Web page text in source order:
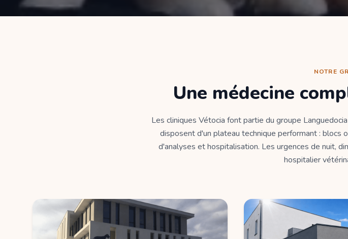
NOTRE
Une médecine
Les cliniques Vétocia font partie du groupe
disposent d'un plateau technique performant : blocs
d'analyses et hospitalisation. Les urgences de nuit,
hospitalier